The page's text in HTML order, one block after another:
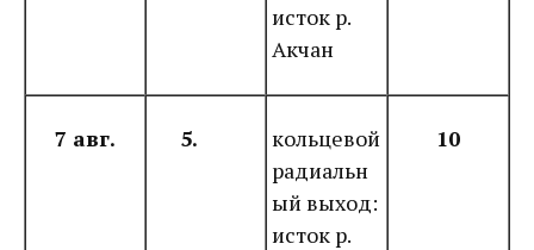
исток р.
Акчан
7 авг. 5.
кольцевой
радиальн
ый выход:
исток р.
10